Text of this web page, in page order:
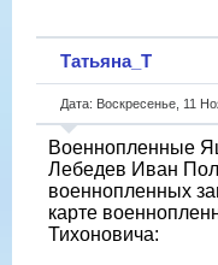
Татьяна_Т
Дата: Воскресенье, 11
Военнопленные
Лебедев Иван
военнопленных
карте
Тихоновича: